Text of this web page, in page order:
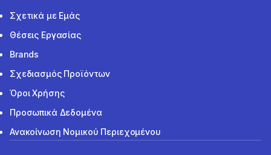
Σχετικά με Εμάς
Θέσεις Εργασίας
Brands
Σχεδιασμός Προϊόντων
Όροι Χρήσης
Προσωπικά Δεδομένα
Ανακοίνωση Νομικού Περιεχομένου